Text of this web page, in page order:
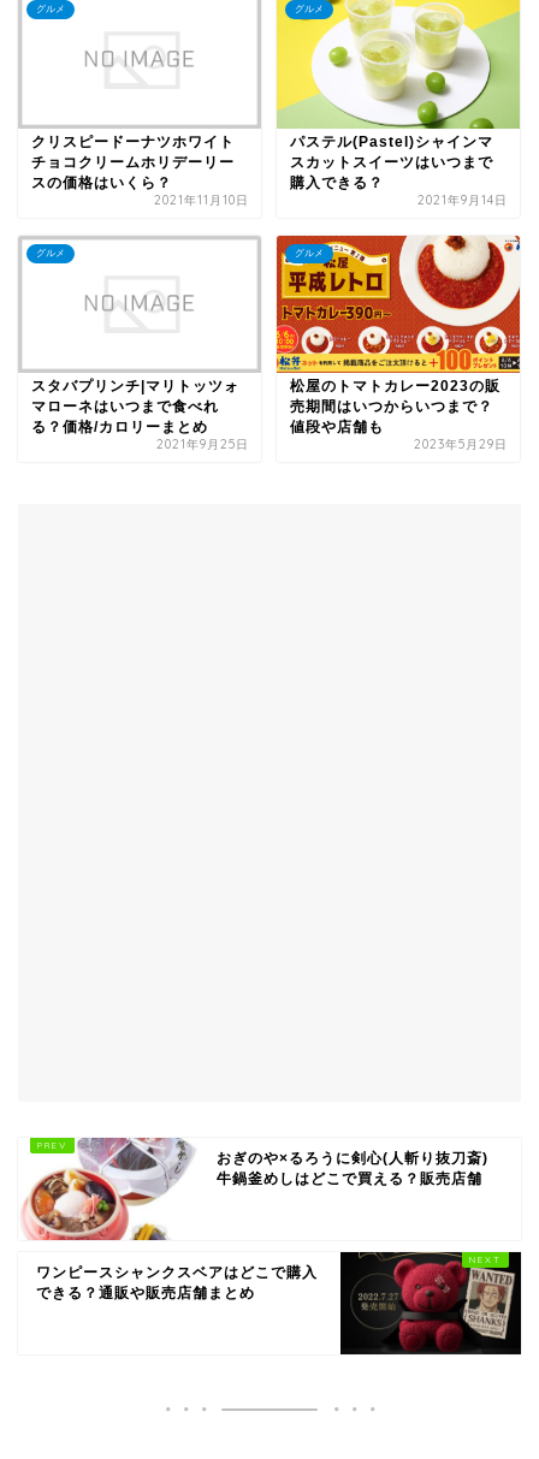
グルメ
クリスピードーナツホワイト
チョコクリームホリデーリー
スの価格はいくら？
2021年11月10日
グルメ
パステル(Pastel)シャインマ
スカットスイーツはいつまで
購入できる？
2021年9月14日
グルメ
スタバプリンチ|マリトッツォ
マローネはいつまで食べれ
る？価格/カロリーまとめ
2021年9月25日
グルメ
松屋のトマトカレー2023の販
売期間はいつからいつまで？
値段や店舗も
2023年5月29日
おぎのや×るろうに剣心(人斬り抜刀斎)
牛鍋釜めしはどこで買える？販売店舗
ワンピースシャンクスベアはどこで購入
できる？通販や販売店舗まとめ